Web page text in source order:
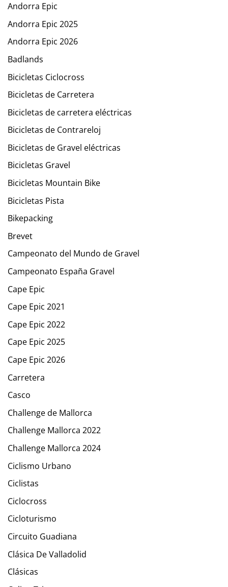
Andorra Epic
Andorra Epic 2025
Andorra Epic 2026
Badlands
Bicicletas Ciclocross
Bicicletas de Carretera
Bicicletas de carretera eléctricas
Bicicletas de Contrareloj
Bicicletas de Gravel eléctricas
Bicicletas Gravel
Bicicletas Mountain Bike
Bicicletas Pista
Bikepacking
Brevet
Campeonato del Mundo de Gravel
Campeonato España Gravel
Cape Epic
Cape Epic 2021
Cape Epic 2022
Cape Epic 2025
Cape Epic 2026
Carretera
Casco
Challenge de Mallorca
Challenge Mallorca 2022
Challenge Mallorca 2024
Ciclismo Urbano
Ciclistas
Ciclocross
Cicloturismo
Circuito Guadiana
Clásica De Valladolid
Clásicas